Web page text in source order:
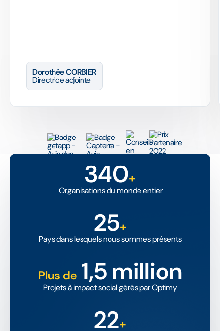
Dorothée CORBIER
Directrice adjointe
340+
Organisations du monde entier
25+
Pays dans lesquels nous sommes présents
Plus de1,5 million
Projets à impact social gérés par Optimy
22+